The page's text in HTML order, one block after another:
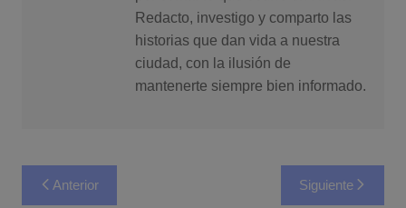
Redacto, investigo y comparto las
historias que dan vida a nuestra
ciudad, con la ilusión de
mantenerte siempre bien informado.
Navegación
Anterior Siguiente